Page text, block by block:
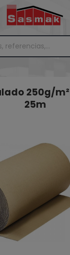
250g/
25m